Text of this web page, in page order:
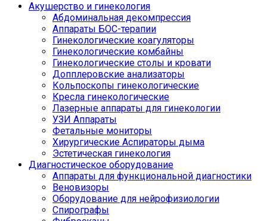
Акушерство и гинекология
Абдоминальная декомпрессия
Аппараты БОС-терапии
Гинекологические коагуляторы
Гинекологические комбайны
Гинекологические столы и кровати
Допплеровские анализаторы
Кольпоскопы гинекологические
Кресла гинекологические
Лазерные аппараты для гинекологии
УЗИ Аппараты
Фетальные мониторы
Хирургические Аспираторы дыма
Эстетическая гинекология
Диагностическое оборудование
Аппараты для функциональной диагностики
Веновизоры
Оборудование для нейрофизиологии
Спирографы